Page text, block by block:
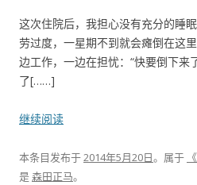
这次住院后，我担心没有充分的睡
劳过度，一星期不到就会瘫倒在这
边工作，一边在担忧：“快要倒下来
了[……]
继续阅读
本条目发布于2014年5月20日。属于
是森田正马。